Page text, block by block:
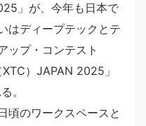
」が、今年も日本で
はディープテックとテ
ップ・コンテスト
）JAPAN 2025」
。
頃のワークスペースと